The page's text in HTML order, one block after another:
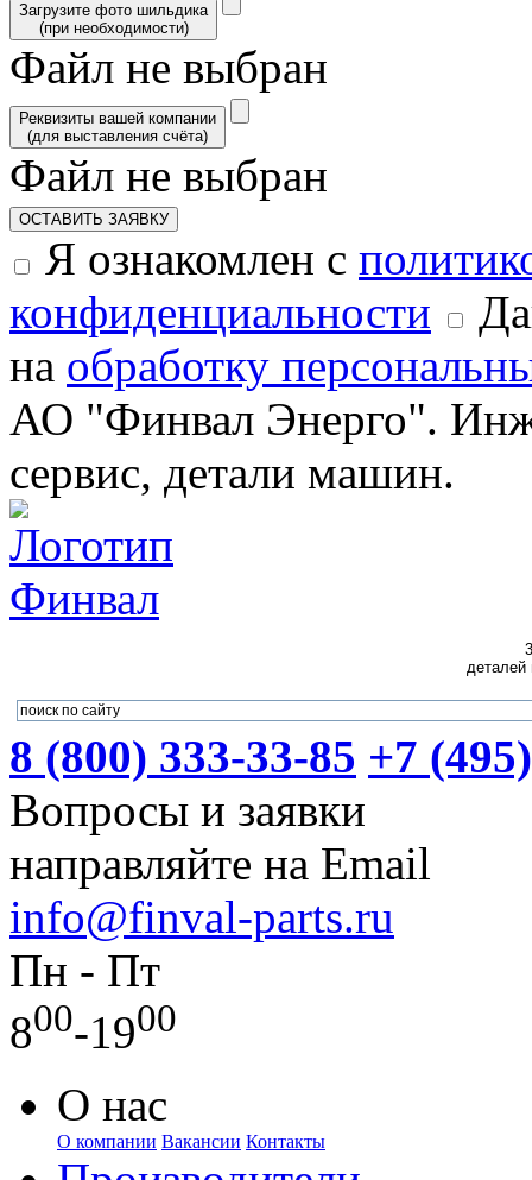
Загрузите фото шильдика
(при необходимости)
Файл не выбран
Реквизиты вашей компании
(для выставления счёта)
Файл не выбран
ОСТАВИТЬ ЗАЯВКУ
Я ознакомлен с
конфиденциальности
на обработку
АО "Финвал Энерго".
сервис, детали машин.
деталей
8 (800) 333-33-85 +7
Вопросы и заявки
направляйте на Email
info@finval-parts.ru
Пн - Пт
800-1900
О нас
О компании Вакансии Контакты